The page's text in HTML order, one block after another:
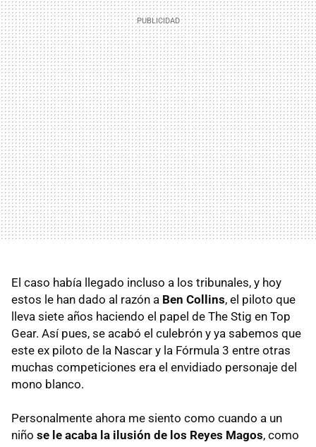
El caso había llegado incluso a los tribunales, y hoy
estos le han dado al razón a Ben Collins, el piloto que
lleva siete años haciendo el papel de The Stig en Top
Gear. Así pues, se acabó el culebrón y ya sabemos que
este ex piloto de la Nascar y la Fórmula 3 entre otras
muchas competiciones era el envidiado personaje del
mono blanco.
Personalmente ahora me siento como cuando a un
niño se le acaba la ilusión de los Reyes Magos, como